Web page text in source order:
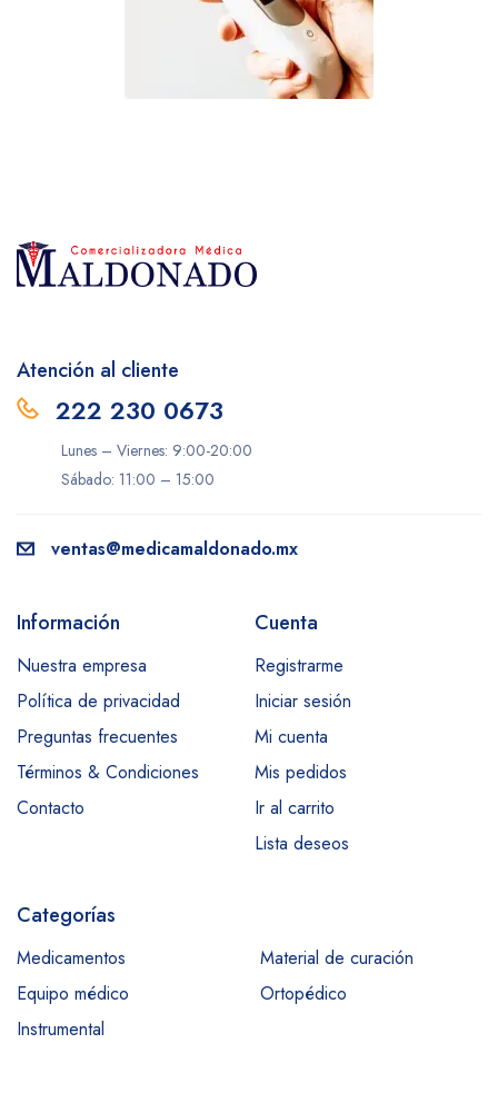
Atención al cliente
222 230 0673
Lunes – Viernes: 9:00-20:00
Sábado: 11:00 – 15:00
ventas@medicamaldonado.mx
Información
Nuestra empresa
Política de privacidad
Preguntas frecuentes
Términos & Condiciones
Contacto
Cuenta
Registrarme
Iniciar sesión
Mi cuenta
Mis pedidos
Ir al carrito
Lista deseos
Categorías
Medicamentos
Material de curación
Equipo médico
Ortopédico
Instrumental